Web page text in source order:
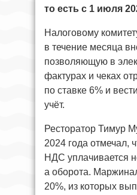
то есть с 1 июля
Налоговому
в течение месяца
позволяющую в
фактурах и чеках
по ставке 6% и
учёт.
Ресторатор Тимур
2024 года отмечал,
НДС уплачивается
а оборота.
20%, из которых